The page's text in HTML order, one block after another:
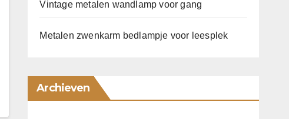
Vintage metalen wandlamp voor gang
Metalen zwenkarm bedlampje voor leesplek
Archieven